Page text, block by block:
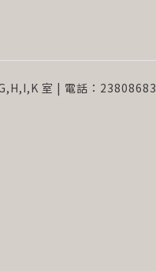
室 | 電話：23808683